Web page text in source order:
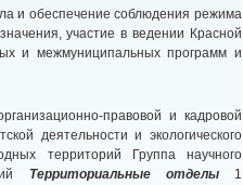
и обеспечение соблюдения режима
участие в ведении Красной
и межмуниципальных программ и
правовой и кадровой
деятельности и экологического
территорий Группа научного
Территориальные отделы 1